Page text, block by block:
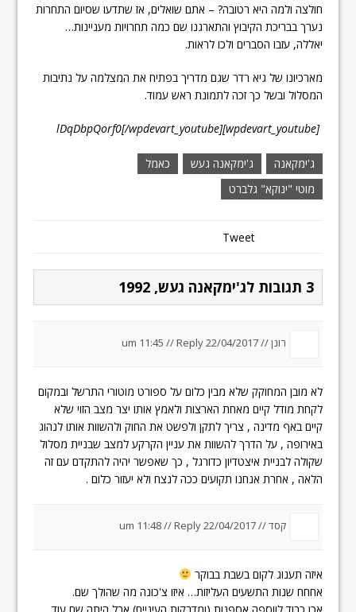
חולצה ולמה היא רטובה? – אתם שואלים, אז שתדעו שסיום התחרות
נערך בבריכת הקיבוץ והתארגנו שם כמה תחרויות מעניינות…
יאללה, עזבו הסברים ולכו לראות.
מארכיונו של גיא רדר שגם מדריך בפתיח את המצלמה על נתיבות
המסלול ובשל כך זכה לתמונת ראש עמוד.
[wpdevart_youtube]lDqDbpQorf0[/wpdevart_youtube]
ג'ימקאנה ג'ימקאנה געש
כאמל
מוטי "ינוקא" גלברט
Tweet
3 תגובות לג'ימקאנה געש, 1992
רונן //22/04/2017 um 11:45
//Reply
לא מובן המחוקק שלא מבין כלום על ספורט מוטורי התרשל ובמקום
לקחת מודל קיים מאחת הארצות ולאמץ אותו יצר מצב הזוי שלא
קיים באף מדינה , צריך לתקן ולפשט את החוק ולהשוות אותו לנהוג
באירופה , על הדרך להשוות את עניין הקרקע למצב שבניית מסלול
שקולה לבניית איצטדיון כדורגל , כך שאפשר יהיה להתקדם עם זה
הלאה , אחרת אנחנו תקועים ככה לנצח ולא יעזור כלום .
קסד //22/04/2017 um 11:48
//Reply
איזה תענוג לקום בשבת בבוקר
אחחח שנות התשעים העליזות… איזו צ'כונה מה שהולך שם.